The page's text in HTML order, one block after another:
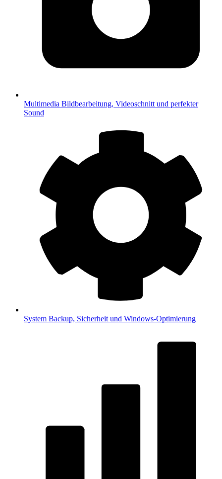
Multimedia Bildbearbeitung, Videoschnitt und perfekter
Sound
System Backup, Sicherheit und Windows-Optimierung